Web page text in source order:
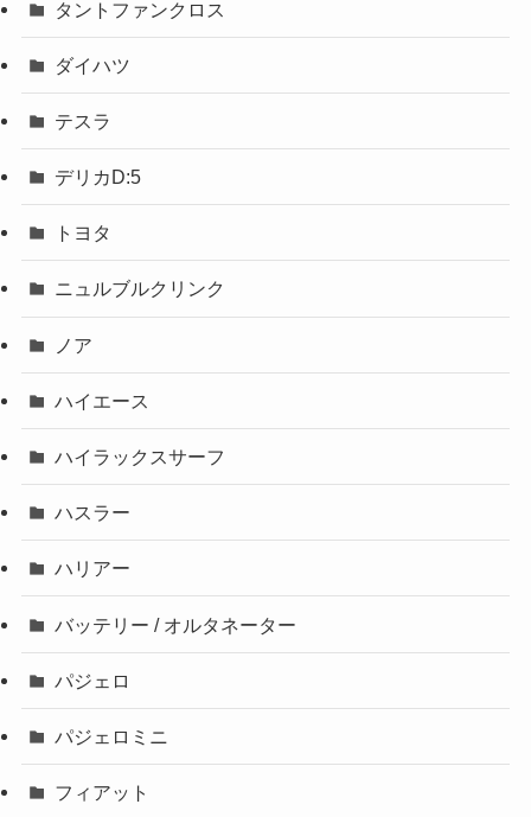
タントファンクロス
ダイハツ
テスラ
デリカD:5
トヨタ
ニュルブルクリンク
ノア
ハイエース
ハイラックスサーフ
ハスラー
ハリアー
バッテリー / オルタネーター
パジェロ
パジェロミニ
フィアット